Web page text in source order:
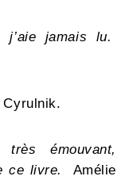
jamais lu.
émouvant,
ce livre.
Amélie